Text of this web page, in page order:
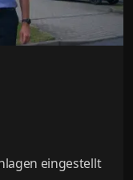
eingestellt